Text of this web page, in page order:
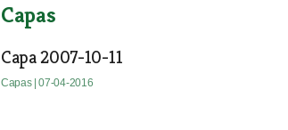
Capas
Capa 2007-10-11
Capas | 07-04-2016